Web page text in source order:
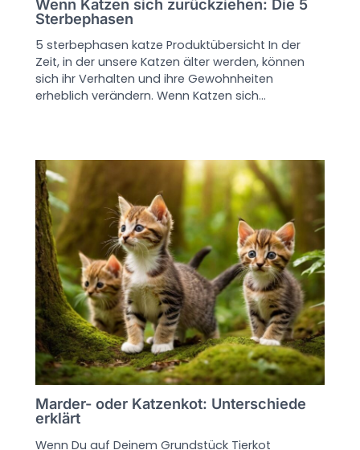
Wenn Katzen sich zurückziehen: Die 5
Sterbephasen
5 sterbephasen katze Produktübersicht In der
Zeit, in der unsere Katzen älter werden, können
sich ihr Verhalten und ihre Gewohnheiten
erheblich verändern. Wenn Katzen sich…
Marder- oder Katzenkot: Unterschiede
erklärt
Wenn Du auf Deinem Grundstück Tierkot